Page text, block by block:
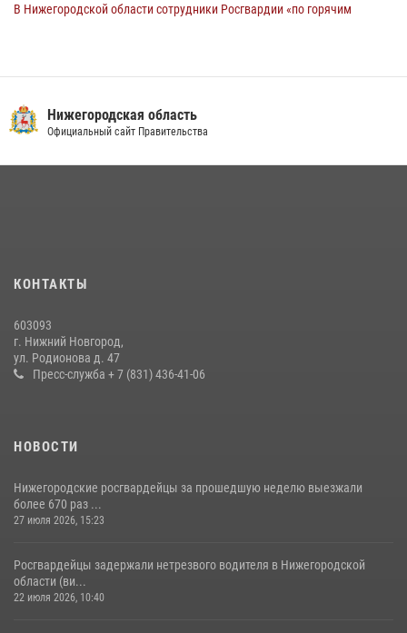
В Нижегородской области сотрудники Росгвардии «по горячим
Суперкубка России в Нижнем Новгороде
20 июля 2026, 13:55 2
13 июля 2026, 06:45
более 600 раз по сигналу «тревога»
20 июля 2026, 12:26
Нижегородская область
Официальный сайт Правительства
КОНТАКТЫ
603093
г. Нижний Новгород,
ул. Родионова д. 47
Пресс-служба + 7 (831) 436-41-06
НОВОСТИ
Нижегородские росгвардейцы за прошедшую неделю выезжали
более 670 раз ...
27 июля 2026, 15:23
Росгвардейцы задержали нетрезвого водителя в Нижегородской
области (ви...
22 июля 2026, 10:40